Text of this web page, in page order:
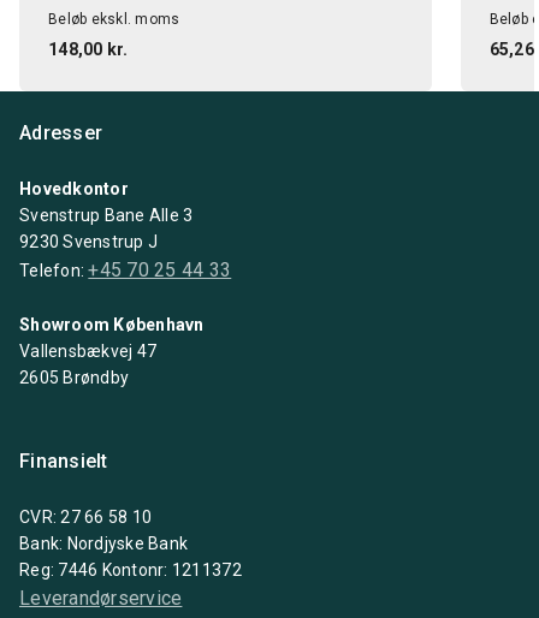
Beløb ekskl. moms
148,00 kr.
Beløb
65,26
Adresser
Hovedkontor
Svenstrup Bane Alle 3
9230 Svenstrup J
Telefon:+45 70 25 44 33
Showroom København
Vallensbækvej 47
2605 Brøndby
Finansielt
CVR: 27 66 58 10
Bank: Nordjyske Bank
Reg: 7446 Kontonr: 1211372
Leverandørservice